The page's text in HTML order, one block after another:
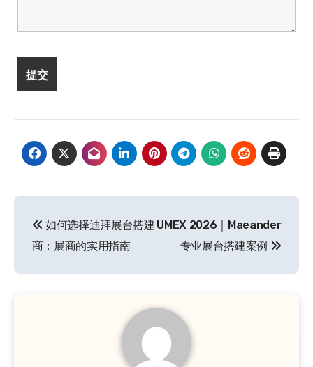
章
导
如何选择迪拜展台搭建
商：展商的实用指南
UMEX 2026｜Maeander
专业展台搭建案例